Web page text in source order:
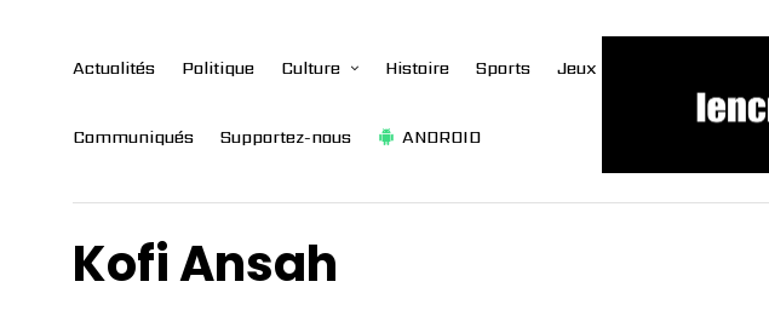
Actualités Politique Culture Histoire Sports Jeux
Communiqués Supportez-nous ANDROID
Kofi Ansah